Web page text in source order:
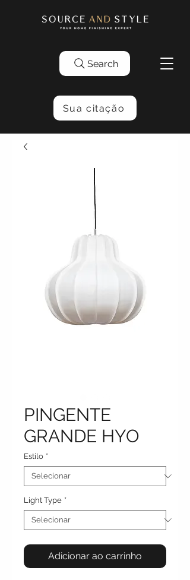
Search
Sua citação
PINGENTE
GRANDE HYO
Estilo *
Light Type *
Adicionar ao carrinho